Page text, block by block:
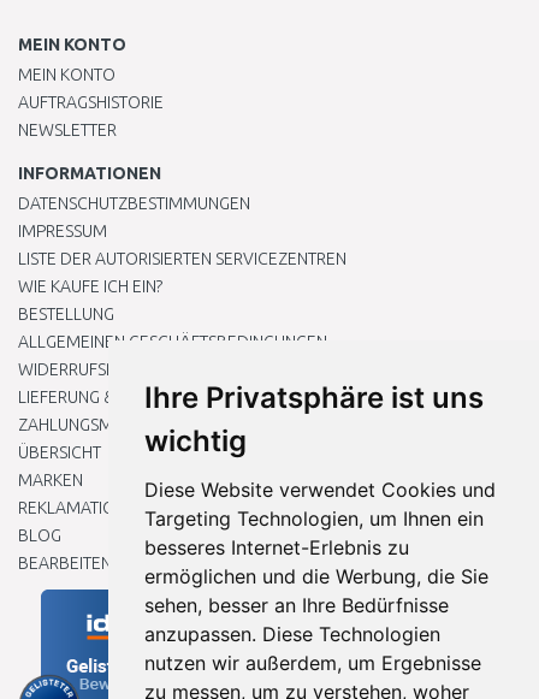
Ihre Privatsphäre ist uns
wichtig
Diese Website verwendet Cookies und
Targeting Technologien, um Ihnen ein
besseres Internet-Erlebnis zu
ermöglichen und die Werbung, die Sie
sehen, besser an Ihre Bedürfnisse
anzupassen. Diese Technologien
nutzen wir außerdem, um Ergebnisse
zu messen, um zu verstehen, woher
MEIN KONTO
MEIN KONTO
AUFTRAGSHISTORIE
NEWSLETTER
INFORMATIONEN
DATENSCHUTZBESTIMMUNGEN
IMPRESSUM
LISTE DER AUTORISIERTEN SERVICEZENTREN
WIE KAUFE ICH EIN?
BESTELLUNG
ALLGEMEINEN GESCHÄFTSBEDINGUNGEN
WIDERRUFSRECHT
LIEFERUNG & ZAHLUNG
ZAHLUNGSMETHODEN
ÜBERSICHT
MARKEN
REKLAMATIONEN UND RETOUREN
BLOG
BEARBEITEN SIE MEINE COOKIE-EINSTELLUNGEN